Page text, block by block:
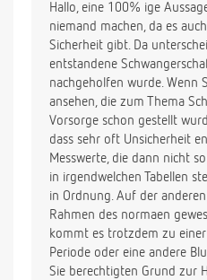
Vielen Dank schon mal im
Hallo, eine 100% ige
niemand machen, da es
Sicherheit gibt. Da
entstandene
nachgeholfen wurde. Wenn
ansehen, die zum Thema
Vorsorge schon gestellt
dass sehr oft Unsicherheit
Messwerte, die dann nicht
in irgendwelchen Tabellen
in Ordnung. Auf der
Rahmen des normaen
kommt es trotzdem zu
Periode oder eine andere
Sie berechtigten Grund zur